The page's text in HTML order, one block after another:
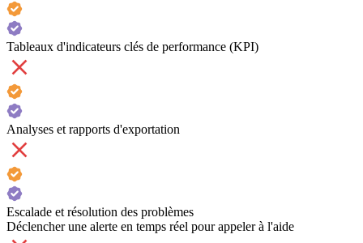
Tableaux d'indicateurs clés de performance (KPI)
Analyses et rapports d'exportation
Escalade et résolution des problèmes
Déclencher une alerte en temps réel pour appeler à l'aide